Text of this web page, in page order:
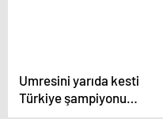
Umresini yarıda kesti
Türkiye şampiyonu
oldu